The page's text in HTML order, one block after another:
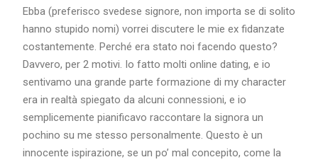
Ebba (preferisco svedese signore, non importa se di solito
hanno stupido nomi) vorrei discutere le mie ex fidanzate
costantemente. Perché era stato noi facendo questo?
Davvero, per 2 motivi. Io fatto molti online dating, e io
sentivamo una grande parte formazione di my character
era in realtà spiegato da alcuni connessioni, e io
semplicemente pianificavo raccontare la signora un
pochino su me stesso personalmente. Questo è un
innocente ispirazione, se un po’ mal concepito, come la